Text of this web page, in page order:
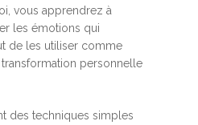
vous apprendrez à
les émotions qui
de les utiliser comme
personnelle
des techniques simples